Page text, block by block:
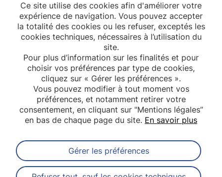
Date de soutenance :12/2022
Abonnez-vous à notre newsletter
Ce site utilise des cookies afin d'améliorer votre
expérience de navigation. Vous pouvez accepter
la totalité des cookies ou les refuser, exceptés les
cookies techniques, nécessaires à l’utilisation du
site.
Pour plus d’information sur les finalités et pour
choisir vos préférences par type de cookies,
cliquez sur « Gérer les préférences ».
Vous pouvez modifier à tout moment vos
préférences, et notamment retirer votre
consentement, en cliquant sur "Mentions légales”
en bas de chaque page du site. En savoir plus
Gérer les préférences